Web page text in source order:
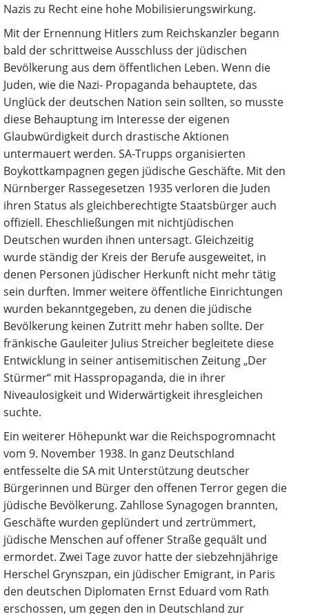
Nazis zu Recht eine hohe Mobilisierungswirkung.
Mit der Ernennung Hitlers zum Reichskanzler begann
bald der schrittweise Ausschluss der jüdischen
Bevölkerung aus dem öffentlichen Leben. Wenn die
Juden, wie die Nazi- Propaganda behauptete, das
Unglück der deutschen Nation sein sollten, so musste
diese Behauptung im Interesse der eigenen
Glaubwürdigkeit durch drastische Aktionen
untermauert werden. SA-Trupps organisierten
Boykottkampagnen gegen jüdische Geschäfte. Mit den
Nürnberger Rassegesetzen 1935 verloren die Juden
ihren Status als gleichberechtigte Staatsbürger auch
offiziell. Eheschließungen mit nichtjüdischen
Deutschen wurden ihnen untersagt. Gleichzeitig
wurde ständig der Kreis der Berufe ausgeweitet, in
denen Personen jüdischer Herkunft nicht mehr tätig
sein durften. Immer weitere öffentliche Einrichtungen
wurden bekanntgegeben, zu denen die jüdische
Bevölkerung keinen Zutritt mehr haben sollte. Der
fränkische Gauleiter Julius Streicher begleitete diese
Entwicklung in seiner antisemitischen Zeitung „Der
Stürmer“ mit Hasspropaganda, die in ihrer
Niveaulosigkeit und Widerwärtigkeit ihresgleichen
suchte.
Ein weiterer Höhepunkt war die Reichspogromnacht
vom 9. November 1938. In ganz Deutschland
entfesselte die SA mit Unterstützung deutscher
Bürgerinnen und Bürger den offenen Terror gegen die
jüdische Bevölkerung. Zahllose Synagogen brannten,
Geschäfte wurden geplündert und zertrümmert,
jüdische Menschen auf offener Straße gequält und
ermordet. Zwei Tage zuvor hatte der siebzehnjährige
Herschel Grynszpan, ein jüdischer Emigrant, in Paris
den deutschen Diplomaten Ernst Eduard vom Rath
erschossen, um gegen den in Deutschland zur